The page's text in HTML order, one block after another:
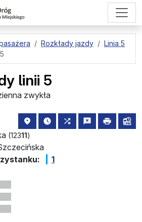
Rozkłady jazdy
Linia 5
linii 5
zwykła
(12311)
lokalizacja przystanku na mapie
najbliższe odjazdy z tego
wszystkie linie
zgłośdrukuj
1